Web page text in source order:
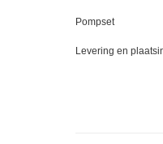
Pompset
Levering en